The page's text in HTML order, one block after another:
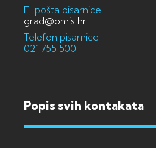
E-pošta pisarnice
grad@omis.hr
Telefon pisarnice
021 755 500
Popis svih kontakata